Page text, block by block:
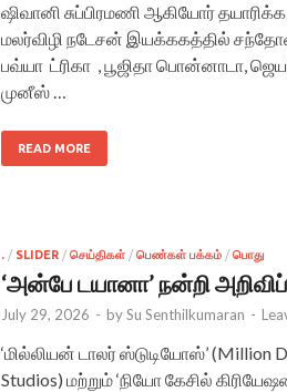
ஷிவானி சுப்பிரமணி ஆகியோர்
மலர்விழி நடேசன் இயக்ககத்தில்
பவ்யா ட்ரிகா , பூஜிதா பொன்னாடா,
முனீஸ் …
READ MORE
. / SLIDER / செய்திகள் / பெண்கள் பக்கம் / பொது
‘அன்பே டயானா’ நன்றி
July 29, 2026 - bySu Senthilkumaran -
‘மில்லியன் டாலர் ஸ்டுடியோஸ்’ (Million
Studios) மற்றும் ‘நியோ கேசில்